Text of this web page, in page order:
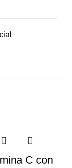
C con